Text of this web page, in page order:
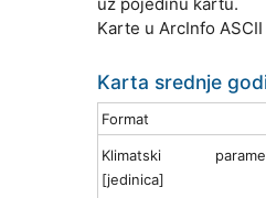
uz pojedinu kartu.
Karte u ArcInfo
Karta srednje
Format
Klimatski
[jedinica]